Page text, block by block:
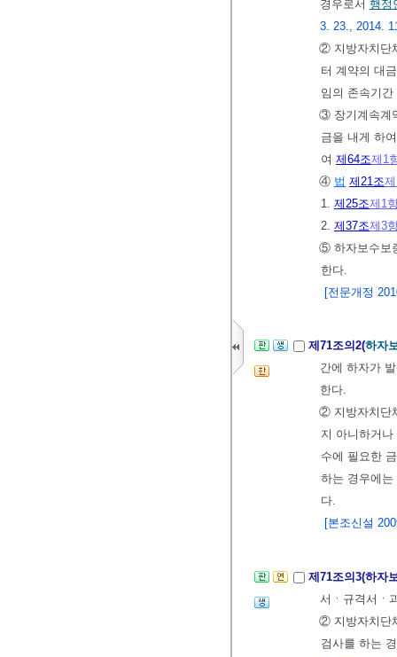
경우로서 행정
3. 23., 2014.
② 지방자치단
터 계약의 대
임의 존속기
③ 장기계속계
금을 내게 하
여 제64조제1
④ 법 제21조
1. 제25조제1
2. 제37조제3
⑤ 하자보수보
한다.
[전문개정
제71조의2(하자
간에 하자가
한다.
② 지방자치단
지 아니하거
수에 필요한
하는 경우에
다.
[본조신설
제71조의3(하자
서ㆍ규격서ㆍ
② 지방자치단
검사를 하는